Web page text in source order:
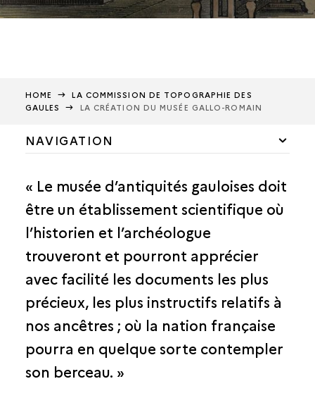
HOME
LA COMMISSION DE TOPOGRAPHIE DES
GAULES
LA CRÉATION DU MUSÉE GALLO-ROMAIN
NAVIGATION
Une archéologie scientifique
Une enquête épigraphique
Le musée gallo-romain
La création du musée gallo-romain
Les collections du musée
Des documents par milliers
Visite de l'exposition "D'Alésia à Rome" au musée
« Le musée d’antiquités gauloises doit
être un établissement scientifique où
l’historien et l’archéologue
trouveront et pourront apprécier
avec facilité les documents les plus
précieux, les plus instructifs relatifs à
nos ancêtres ; où la nation française
pourra en quelque sorte contempler
son berceau. »